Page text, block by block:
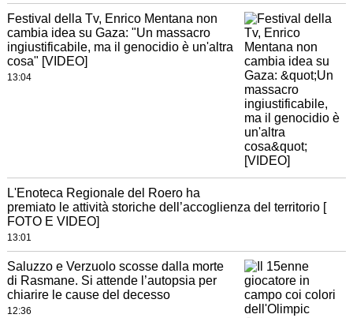
Festival della Tv, Enrico Mentana non
cambia idea su Gaza: "Un massacro
ingiustificabile, ma il genocidio è un'altra
cosa" [VIDEO]
13:04
L'Enoteca Regionale del Roero ha
premiato le attività storiche dell’accoglienza del territorio [
FOTO E VIDEO]
13:01
Saluzzo e Verzuolo scosse dalla morte
di Rasmane. Si attende l’autopsia per
chiarire le cause del decesso
12:36